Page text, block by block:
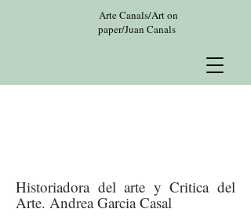
Arte Canals/Art on
paper/Juan Canals
Historiadora del arte y Critica del
Arte. Andrea Garcia Casal